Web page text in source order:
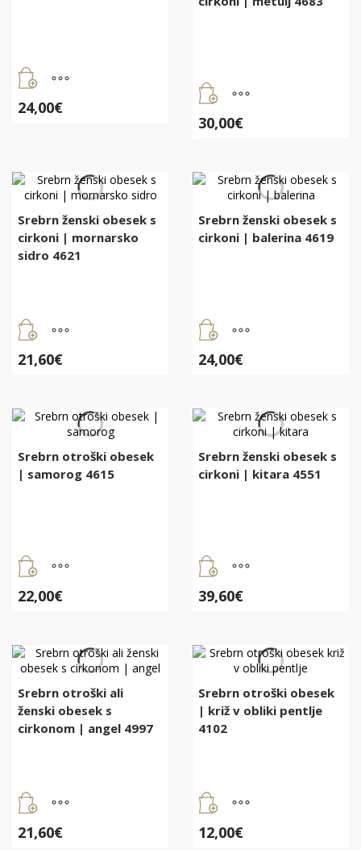
24,00€
30,00€
Srebrn ženski obesek s
cirkoni | mornarsko
sidro 4621
21,60€
Srebrn ženski obesek s
cirkoni | balerina 4619
24,00€
Srebrn otroški obesek
| samorog 4615
22,00€
Srebrn ženski obesek s
cirkoni | kitara 4551
39,60€
Srebrn otroški ali
ženski obesek s
cirkonom | angel 4997
21,60€
Srebrn otroški obesek
| križ v obliki pentlje
4102
12,00€